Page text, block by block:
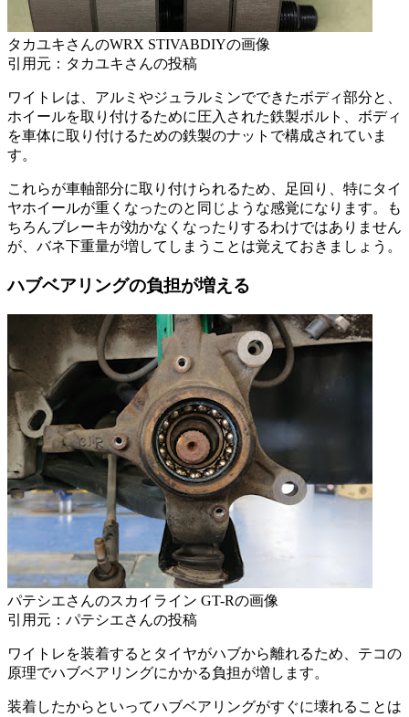
タカユキさんのWRX STIVABDIYの画像
引用元：タカユキさんの投稿
ワイトレは、アルミやジュラルミンでできたボディ部分と、
ホイールを取り付けるために圧入された鉄製ボルト、ボディ
を車体に取り付けるための鉄製のナットで構成されていま
す。
これらが車軸部分に取り付けられるため、足回り、特にタイ
ヤホイールが重くなったのと同じような感覚になります。も
ちろんブレーキが効かなくなったりするわけではありません
が、バネ下重量が増してしまうことは覚えておきましょう。
ハブベアリングの負担が増える
パテシエさんのスカイライン GT-Rの画像
引用元：パテシエさんの投稿
ワイトレを装着するとタイヤがハブから離れるため、テコの
原理でハブベアリングにかかる負担が増します。
装着したからといってハブベアリングがすぐに壊れることは